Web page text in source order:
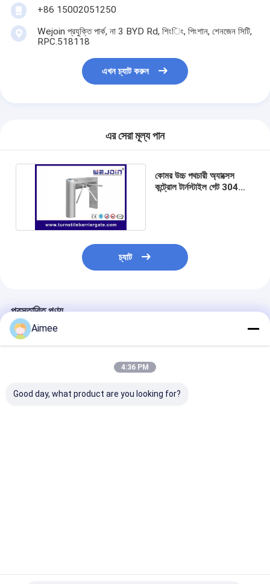
ভিডিও
এখন চ্যাট করুন
পার্কিং ব্যারিয়ার গেট
বুoom ব্যারিয়ার গেট
ত্রিপাক্ষ ঘূর্ণন গেট
+86 15002051250
Wejoin প্রযুক্তি পার্ক, না 3 BYD Rd, শিংিং, পিংশান, শেনজেন সিটি,
RPC.518118
এখন চ্যাট করুন
এর সেরা মূল্য পান
কোমর উচ্চ পথচারী অ্যাক্সেস
কন্ট্রোল টার্নস্টাইল গেট 304
চ্যাট
প্রস্তাবিত পণ্য
Aimee
4:36 PM
Good day, what product are you looking for?